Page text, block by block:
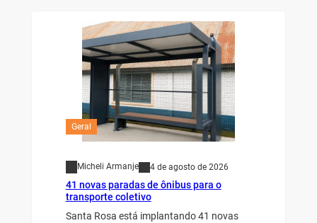
Geral
Micheli Armanje 4 de agosto de 2026
41 novas paradas de ônibus para o
transporte coletivo
Santa Rosa está implantando 41 novas